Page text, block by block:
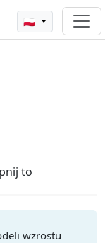
🇵🇱
to
wzrostu